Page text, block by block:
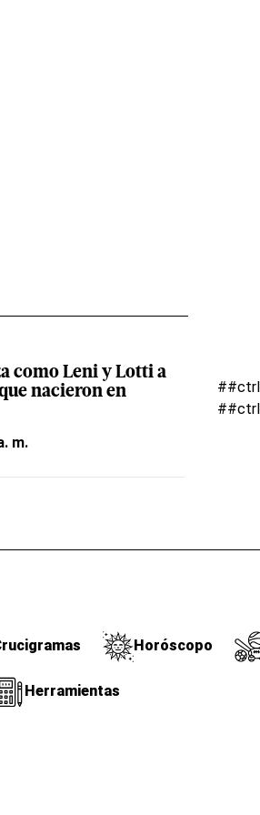
como Leni y Lotti a
nacieron en
m.
Horóscopo
Herramientas